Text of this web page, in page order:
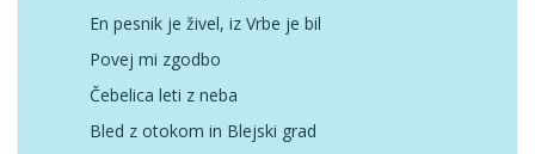
En pesnik je živel, iz Vrbe je bil
Povej mi zgodbo
Čebelica leti z neba
Bled z otokom in Blejski grad